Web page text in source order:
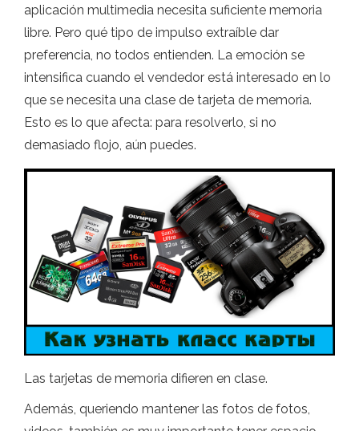
aplicación multimedia necesita suficiente memoria
libre. Pero qué tipo de impulso extraíble dar
preferencia, no todos entienden. La emoción se
intensifica cuando el vendedor está interesado en lo
que se necesita una clase de tarjeta de memoria.
Esto es lo que afecta: para resolverlo, si no
demasiado flojo, aún puedes.
Las tarjetas de memoria difieren en clase.
Además, queriendo mantener las fotos de fotos,